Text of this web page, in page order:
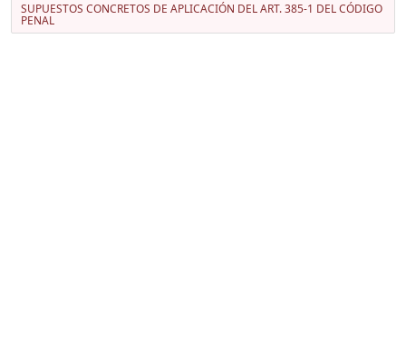
SUPUESTOS CONCRETOS DE APLICACIÓN DEL ART. 385-1 DEL CÓDIGO
PENAL